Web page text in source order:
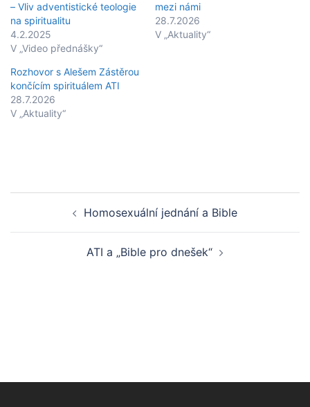
– Vliv adventistické teologie
na spiritualitu
4.2.2025
V „Video přednášky“
mezi námi
28.7.2026
V „Aktuality“
Rozhovor s Alešem Zástěrou
končícím spirituálem ATI
28.7.2026
V „Aktuality“
navigationHomosexuální jednání a Bible
ATI a „Bible pro dnešek“